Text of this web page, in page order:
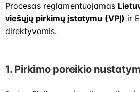
Procesas reglamentuojamas
viešųjų pirkimų įstatymu (VPĮ) ir
direktyvomis.
1. Pirkimo poreikio